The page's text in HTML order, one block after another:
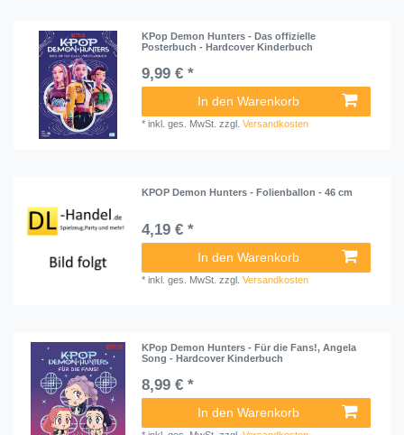
KPop Demon Hunters - Das offizielle
Posterbuch - Hardcover Kinderbuch
9,99 € *
In den Warenkorb
*inkl. ges. MwSt. zzgl.Versandkosten
KPOP Demon Hunters - Folienballon - 46 cm
4,19 € *
In den Warenkorb
*inkl. ges. MwSt. zzgl.Versandkosten
KPop Demon Hunters - Für die Fans!, Angela
Song - Hardcover Kinderbuch
8,99 € *
In den Warenkorb